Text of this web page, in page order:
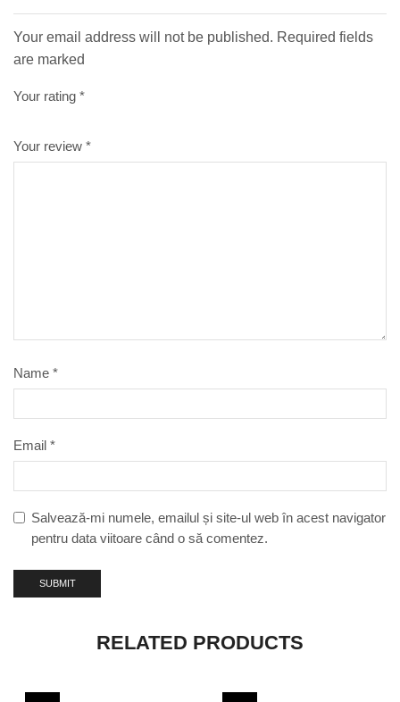
Your email address will not be published. Required fields
are marked
Your rating *
Your review *
Name *
Email *
Salvează-mi numele, emailul și site-ul web în acest navigator
pentru data viitoare când o să comentez.
RELATED PRODUCTS